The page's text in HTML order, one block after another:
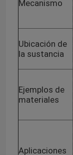
Caja médica
mangas
cojines
Cajas de
Cajas aisladas
Mecanismo
Ubicación de
la sustancia
Ejemplos de
materiales
Aplicaciones